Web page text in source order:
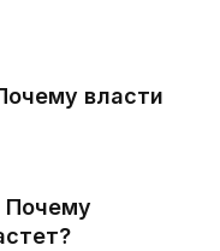
власти
Почему